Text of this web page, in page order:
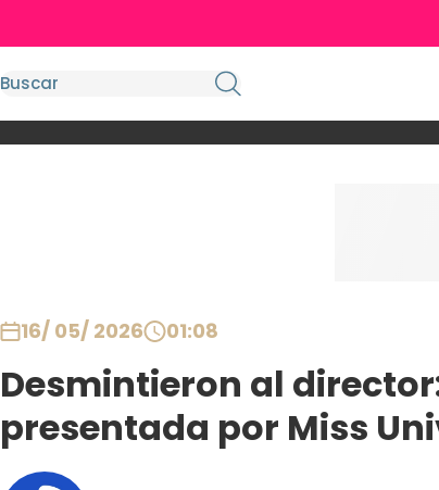
16/ 05/ 2026 01:08
Desmintieron al
presentada por Miss